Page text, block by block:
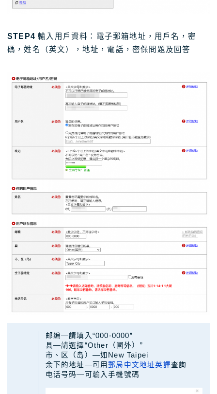
STEP4 輸入用戶資料：電子郵箱地址，用戶名，密
碼，姓名（英文），地址，電話，密保問題及回答
邮编—請填入“000-0000”
县—請選擇“Other（國外）”
市、区（岛）—如New Taipei
余下的地址—可用郵局中文地址英譯查詢
电话号码—可輸入手機號碼